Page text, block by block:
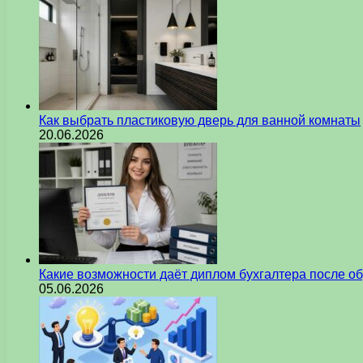
Как выбрать пластиковую дверь для ванной комнаты
20.06.2026
Какие возможности даёт диплом бухгалтера после
05.06.2026